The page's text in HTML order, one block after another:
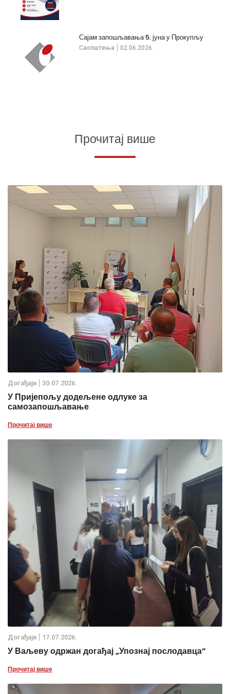
Саопштења 02.06.2026.
Сајам запошљавања 5. јуна у Прокупљу
Прочитај више
Дoгађаjи 30.07.2026.
У Пријепољу додељене одлуке за
самозапошљавање
Прочитај више
Дoгађаjи 17.07.2026.
У Ваљеву одржан догађај „Упознај послодавца“
Прочитај више